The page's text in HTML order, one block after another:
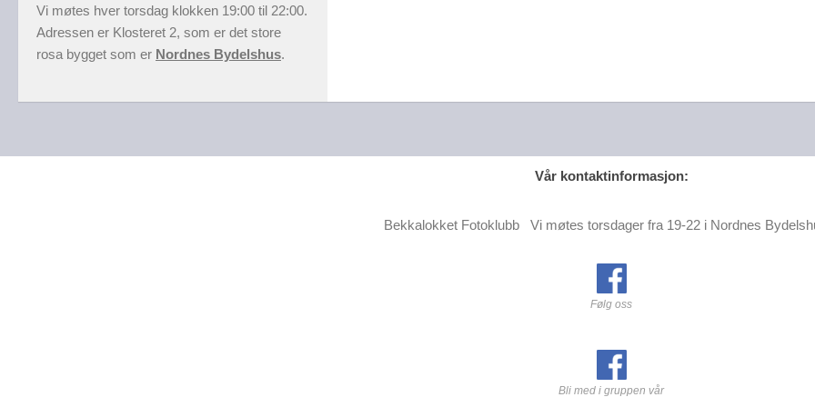
Vi møtes hver torsdag klokken 19:00 til 22:00.
Adressen er Klosteret 2, som er det store
rosa bygget som er Nordnes Bydelshus.
Vår kontaktinformasjon:
Bekkalokket Fotoklubb Vi møtes torsdager fra 19-22 i Nordnes
Følg oss
Bli med i gruppen vår